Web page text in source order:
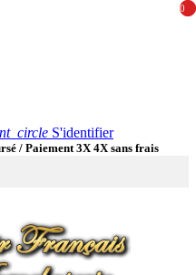
S'identifier
/ Paiement 3X 4X sans frais
0
0